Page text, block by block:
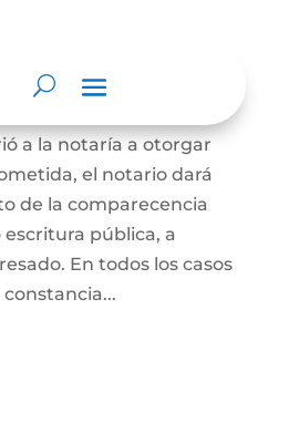
para otorgar
comprobar que una
a la notaría a otorgar
el notario dará
de la comparecencia
pública, a
En todos los casos